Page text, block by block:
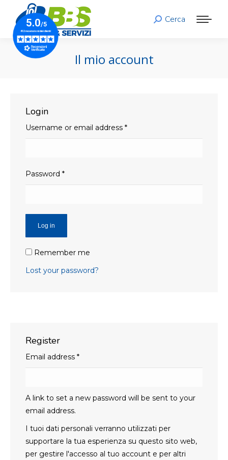
Search:
Cerca
Il mio account
Login
Username or email address *
Password *
Log in
Remember me
Lost your password?
Register
Email address *
A link to set a new password will be sent to your
email address.
I tuoi dati personali verranno utilizzati per
supportare la tua esperienza su questo sito web,
per gestire l'accesso al tuo account e per altri